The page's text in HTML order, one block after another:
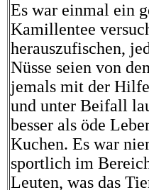
Es war einmal ein
Kamillentee
herauszufischen,
Nüsse seien von
jemals mit der
und unter Beifall
besser als öde
Kuchen. Es war
sportlich im
Leuten, was das